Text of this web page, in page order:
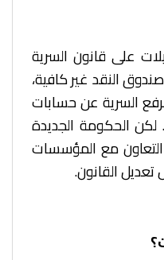
على قانون السرية
اعتبرها صندوق النقد غير كافية،
السرية عن حسابات
الحكومة الجديدة
مع المؤسسات
تعديل القانون.